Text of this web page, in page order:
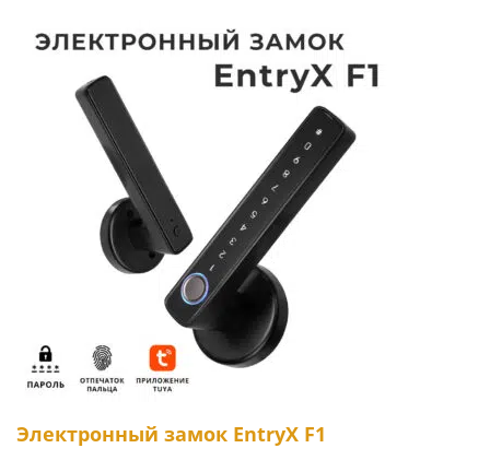
Электронный замок EntryX F1